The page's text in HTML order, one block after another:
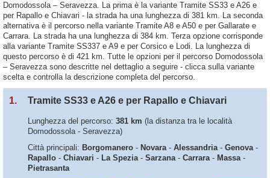
Domodossola – Seravezza. La prima è la variante Tramite SS33 e A26 e
per Rapallo e Chiavari - la strada ha una lunghezza di 381 km. La seconda
alternativa è il percorso nella variante Tramite A8 e A50 e per Gallarate e
Carrara. La strada ha una lunghezza di 384 km. Terza opzione corrisponde
alla variante Tramite SS337 e A9 e per Corsico e Lodi. La lunghezza di
questo percorso è di 421 km. Tutte le opzioni per il percorso Domodossola
– Seravezza sono descritte nel dettaglio a seguire - clicca sulla variante
scelta e controlla la descrizione completa del percorso.
1. Tramite SS33 e A26 e per Rapallo e Chiavari
Lunghezza del percorso: 381 km (la distanza tra le località
Domodossola - Seravezza)
Città principali: Borgomanero - Novara- Alessandria- Genova-
Rapallo - Chiavari - La Spezia- Sarzana- Carrara- Massa-
Pietrasanta